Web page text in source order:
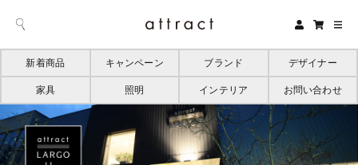
新着商品 キャンペーン ブランド デザイナー
家具 照明 インテリア お問い合わせ